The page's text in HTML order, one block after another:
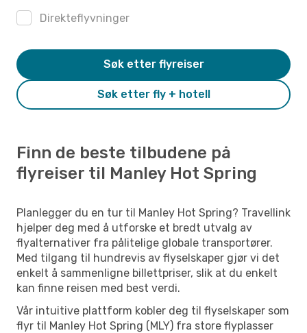
Direkteflyvninger
Søk etter fly + hotell
Søk etter flyreiser
Finn de beste tilbudene på
flyreiser til Manley Hot Spring
Planlegger du en tur til Manley Hot Spring? Travellink
hjelper deg med å utforske et bredt utvalg av
flyalternativer fra pålitelige globale transportører.
Med tilgang til hundrevis av flyselskaper gjør vi det
enkelt å sammenligne billettpriser, slik at du enkelt
kan finne reisen med best verdi.
Vår intuitive plattform kobler deg til flyselskaper som
flyr til Manley Hot Spring (MLY) fra store flyplasser